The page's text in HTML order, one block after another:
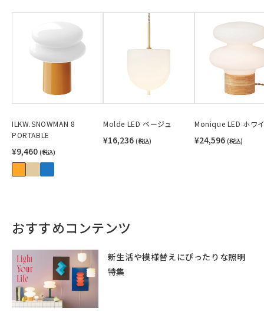
ILKW.SNOWMAN 8
PORTABLE
¥9,460 (税込)
Molde LED ベージュ
¥16,236 (税込)
Monique LED ホワ
¥24,596 (税込)
おすすめコンテンツ
新生活や模様替えにぴったりな照明
特集